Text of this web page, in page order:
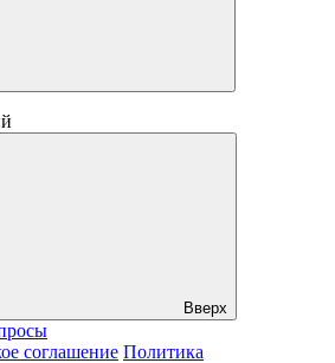
Вверх
соглашение Политика